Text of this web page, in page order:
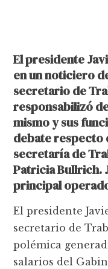
El presidente
en un noticiero
secretario de
responsabilizó
mismo y sus
debate respecto
secretaría de
Patricia Bullrich.
principal
El presidente
secretario de
polémica
salarios del